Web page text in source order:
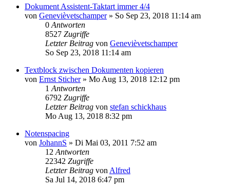
Dokument Assistent-Taktart immer 4/4
von Genevièvetschamper» So Sep 23, 2018 11:14 am
0 Antworten
8527 Zugriffe
Letzter Beitrag von Genevièvetschamper
So Sep 23, 2018 11:14 am
Textblock zwischen Dokumenten kopieren
von Ernst Sticher» Mo Aug 13, 2018 12:12 pm
1 Antworten
6792 Zugriffe
Letzter Beitrag von stefan schickhaus
Mo Aug 13, 2018 8:32 pm
Notenspacing
von JohannS » Di Mai 03, 2011 7:52 am
12 Antworten
22342 Zugriffe
Letzter Beitrag von Alfred
Sa Jul 14, 2018 6:47 pm